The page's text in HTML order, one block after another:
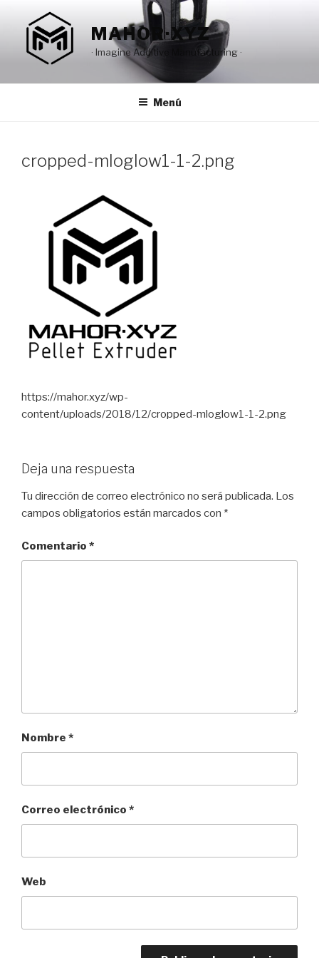
contenido
MAHOR·XYZ
· Imagine Additive Manufacturing ·
Menú
cropped-mloglow1-1-2.png
https://mahor.xyz/wp-
content/uploads/2018/12/cropped-mloglow1-1-2.png
Deja una respuesta
Tu dirección de correo electrónico no será publicada. Los
campos obligatorios están marcados con *
Comentario *
Nombre *
Correo electrónico *
Web